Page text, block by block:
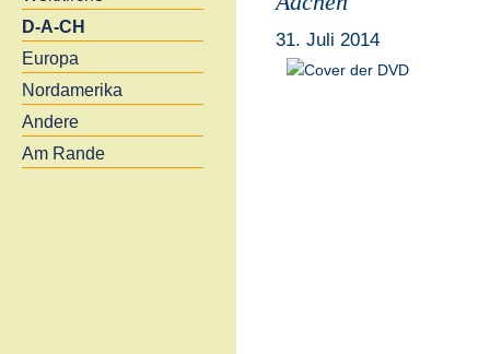
D-A-CH
Europa
Nordamerika
Andere
Am Rande
31. Juli 2014